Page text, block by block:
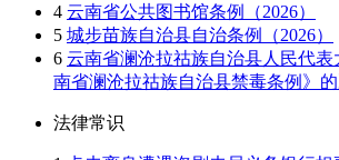
4 云南省公共图书馆条例（2026）
5 城步苗族自治县自治条例（2026）
6 云南省澜沧拉祜族自治县人民代表
南省澜沧拉祜族自治县禁毒条例》的
法律常识